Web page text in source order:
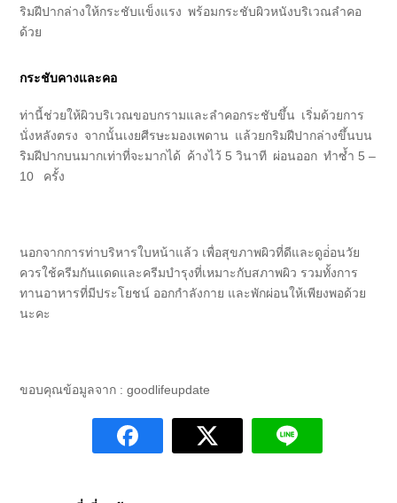
ริมฝีปากล่างให้กระชับแข็งแรง พร้อมกระชับผิวหนังบริเวณลำคอ
ด้วย
กระชับคางและคอ
ท่านี้ช่วยให้ผิวบริเวณขอบกรามและลำคอกระชับขึ้น เริ่มด้วยการ
นั่งหลังตรง จากนั้นเงยศีรษะมองเพดาน แล้วยกริมฝีปากล่างขึ้นบน
ริมฝีปากบนมากเท่าที่จะมากได้ ค้างไว้ 5 วินาที ผ่อนออก ทำซ้ำ 5 –
10 ครั้ง
นอกจากการท่าบริหารใบหน้าแล้ว เพื่อสุขภาพผิวที่ดีและดูอ่่อนวัย
ควรใช้ครีมกันแดดและครีมบำรุงที่เหมาะกับสภาพผิว รวมทั้งการ
ทานอาหารที่มีประโยชน์ ออกกำลังกาย และพักผ่อนให้เพียงพอด้วย
นะคะ
ขอบคุณข้อมูลจาก : goodlifeupdate